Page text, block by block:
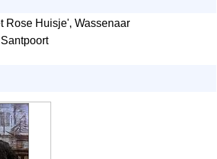
Rose Huisje', Wassenaar